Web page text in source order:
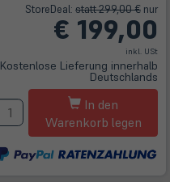
StoreDeal: statt 299,00 € nur
€ 199,00
inkl. USt
Kostenlose Lieferung innerhalb
Deutschlands
In den
Warenkorb legen